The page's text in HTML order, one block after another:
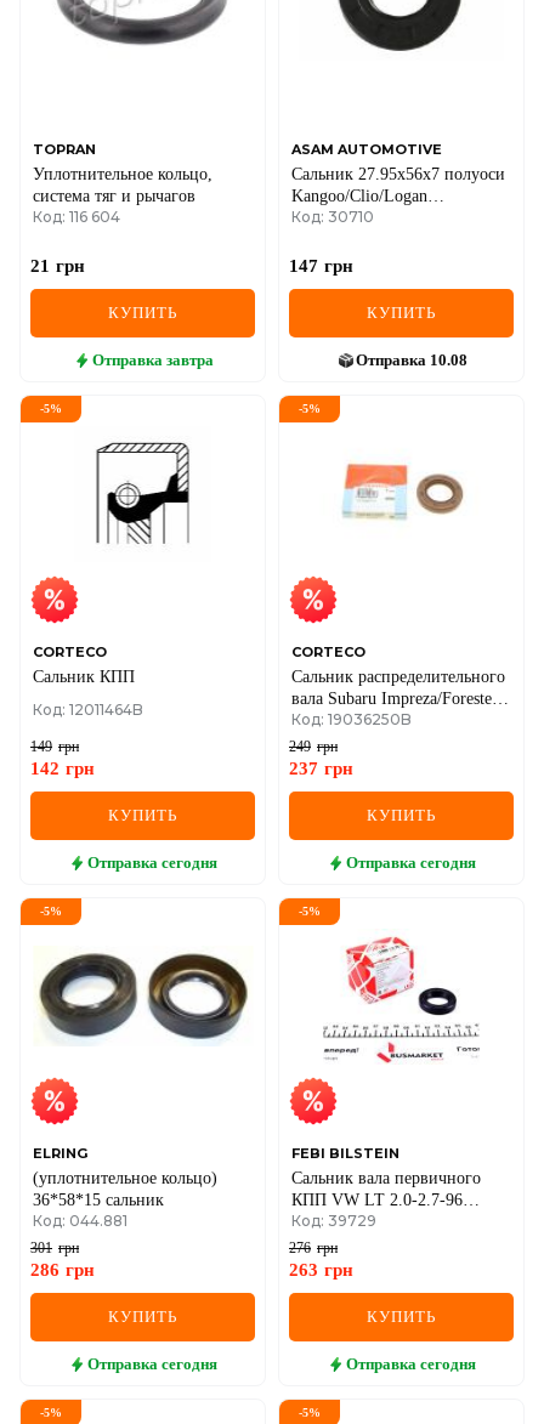
TOPRAN
Уплотнительное кольцо,
система тяг и рычагов
Код: 116 604
21 грн
КУПИТЬ
Отправка завтра
ASAM AUTOMOTIVE
Сальник 27.95x56x7 полуоси
Kangoo/Clio/Logan
1.2/1.5/1.6/1.9 dCi/dTi
Код: 30710
147 грн
КУПИТЬ
Отправка 10.08
-5%
CORTECO
Сальник КПП
Код: 12011464B
149 грн
142 грн
КУПИТЬ
Отправка сегодня
-5%
CORTECO
Сальник распределительного
вала Subaru Impreza/Forester
1.5-2.5i 98-12 (32x55x8.5)
Код: 19036250B
249 грн
237 грн
КУПИТЬ
Отправка сегодня
-5%
ELRING
(уплотнительное кольцо)
36*58*15 сальник
Код: 044.881
301 грн
286 грн
КУПИТЬ
Отправка сегодня
-5%
FEBI BILSTEIN
Сальник вала первичного
КПП VW LT 2.0-2.7-96
(24.9x40x8)
Код: 39729
276 грн
263 грн
КУПИТЬ
Отправка сегодня
-5% -5%